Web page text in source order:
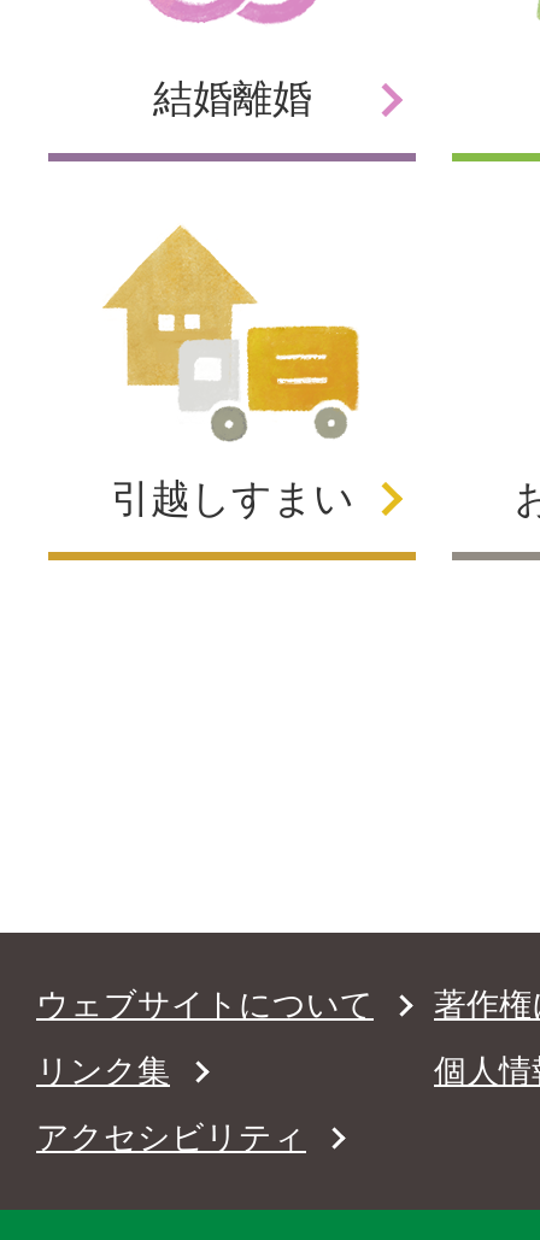
結婚離婚
引越しすまい
ウェブサイトについて
著作
リンク集
個人
アクセシビリティ